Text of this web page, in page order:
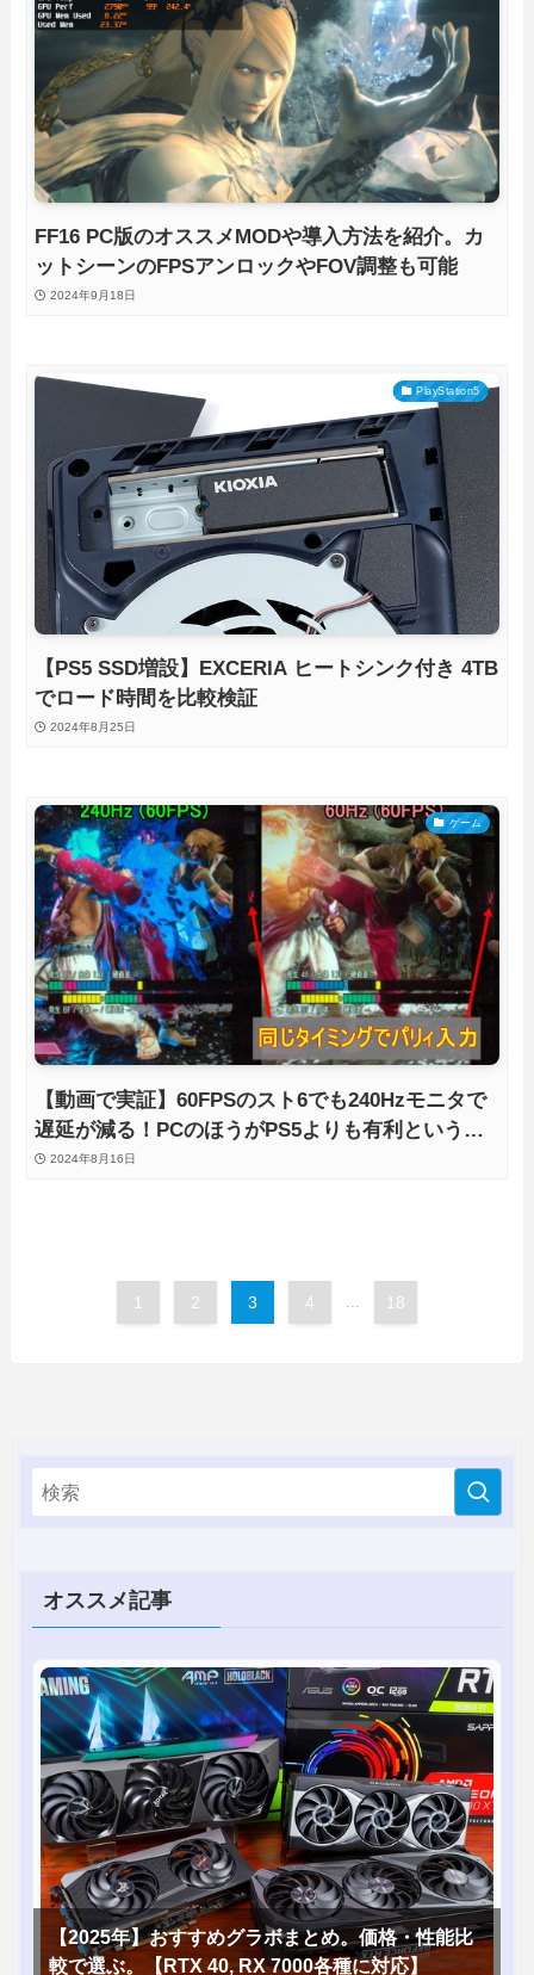
FF16 PC版のオススメMODや導入方法を紹介。カ
ットシーンのFPSアンロックやFOV調整も可能
2024年9月18日
PlayStation5
【PS5 SSD増設】EXCERIA ヒートシンク付き 4TB
でロード時間を比較検証
2024年8月25日
ゲーム
【動画で実証】60FPSのスト6でも240Hzモニタで
遅延が減る！PCのほうがPS5よりも有利という事
実2024年8月16日
1 2 3 4 ... 18
オススメ記事
【2025年】おすすめグラボまとめ。価格・性能比
較で選ぶ。【RTX 40, RX 7000各種に対応】